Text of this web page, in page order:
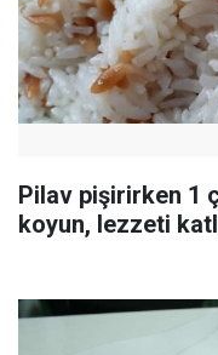
Pilav pişirirken 1
koyun, lezzeti